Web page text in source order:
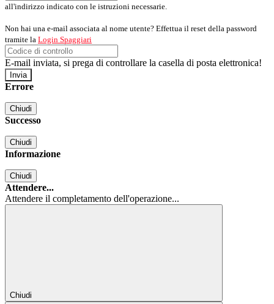
all'indirizzo indicato con le istruzioni necessarie.
Non hai una e-mail associata al nome utente? Effettua il reset della password
tramite la Login Spaggiari
E-mail inviata, si prega di controllare la casella di posta elettronica!
Errore
Chiudi
Successo
Chiudi
Informazione
Chiudi
Attendere...
Attendere il completamento dell'operazione...
Chiudi